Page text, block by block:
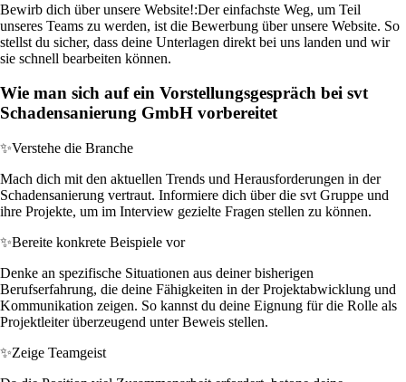
Bewirb dich über unsere Website!:Der einfachste Weg, um Teil
unseres Teams zu werden, ist die Bewerbung über unsere Website. So
stellst du sicher, dass deine Unterlagen direkt bei uns landen und wir
sie schnell bearbeiten können.
Wie man sich auf ein Vorstellungsgespräch bei svt
Schadensanierung GmbH vorbereitet
✨Verstehe die Branche
Mach dich mit den aktuellen Trends und Herausforderungen in der
Schadensanierung vertraut. Informiere dich über die svt Gruppe und
ihre Projekte, um im Interview gezielte Fragen stellen zu können.
✨Bereite konkrete Beispiele vor
Denke an spezifische Situationen aus deiner bisherigen
Berufserfahrung, die deine Fähigkeiten in der Projektabwicklung und
Kommunikation zeigen. So kannst du deine Eignung für die Rolle als
Projektleiter überzeugend unter Beweis stellen.
✨Zeige Teamgeist